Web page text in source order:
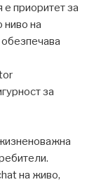
приоритет за
ниво на
за
на живо,